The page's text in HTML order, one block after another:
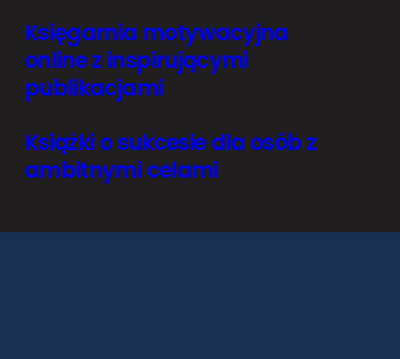
Księgarnia motywacyjna
online z inspirującymi
publikacjami
Książki o sukcesie dla osób z
ambitnymi celami